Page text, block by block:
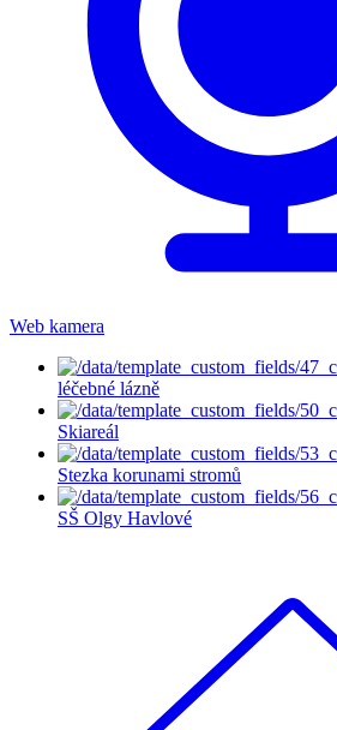
Web kamera
léčebné lázně
Skiareál
Stezka korunami stromů
SŠ Olgy Havlové